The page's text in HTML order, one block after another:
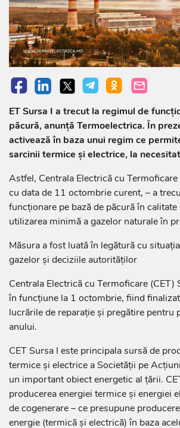
ET Sursa I a trecut la regimul de
păcură, anunță Termoelectrica. În
activează în baza unui regim ce
sarcinii termice și electrice, la
Astfel, Centrala Electrică cu
cu data de 11 octombrie curent, – a
funcționare pe bază de păcură în
utilizarea minimă a gazelor naturale în
Măsura a fost luată în legătură cu
gazelor și deciziile autorităților
Centrala Electrică cu Termoficare (CET)
în funcțiune la 1 octombrie, fiind
lucrările de reparație și pregătire pentru
anului.
CET Sursa I este principala sursă de
termice și electrice a Societății pe
un important obiect energetic al țării.
producerea energiei termice și energiei
de cogenerare – ce presupune
energie (termică și electrică) în baza